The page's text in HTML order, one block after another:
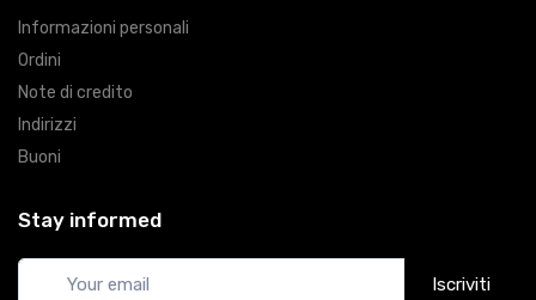
Informazioni personali
Ordini
Note di credito
Indirizzi
Buoni
Stay informed
Iscriviti